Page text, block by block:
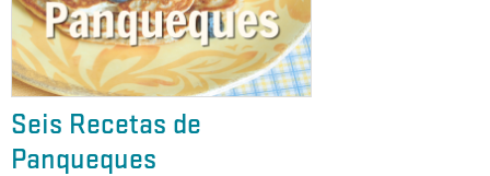
Seis Recetas de
Panqueques